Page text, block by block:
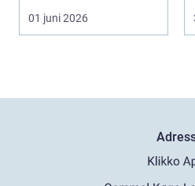
stort, prise...
01 juni 2026